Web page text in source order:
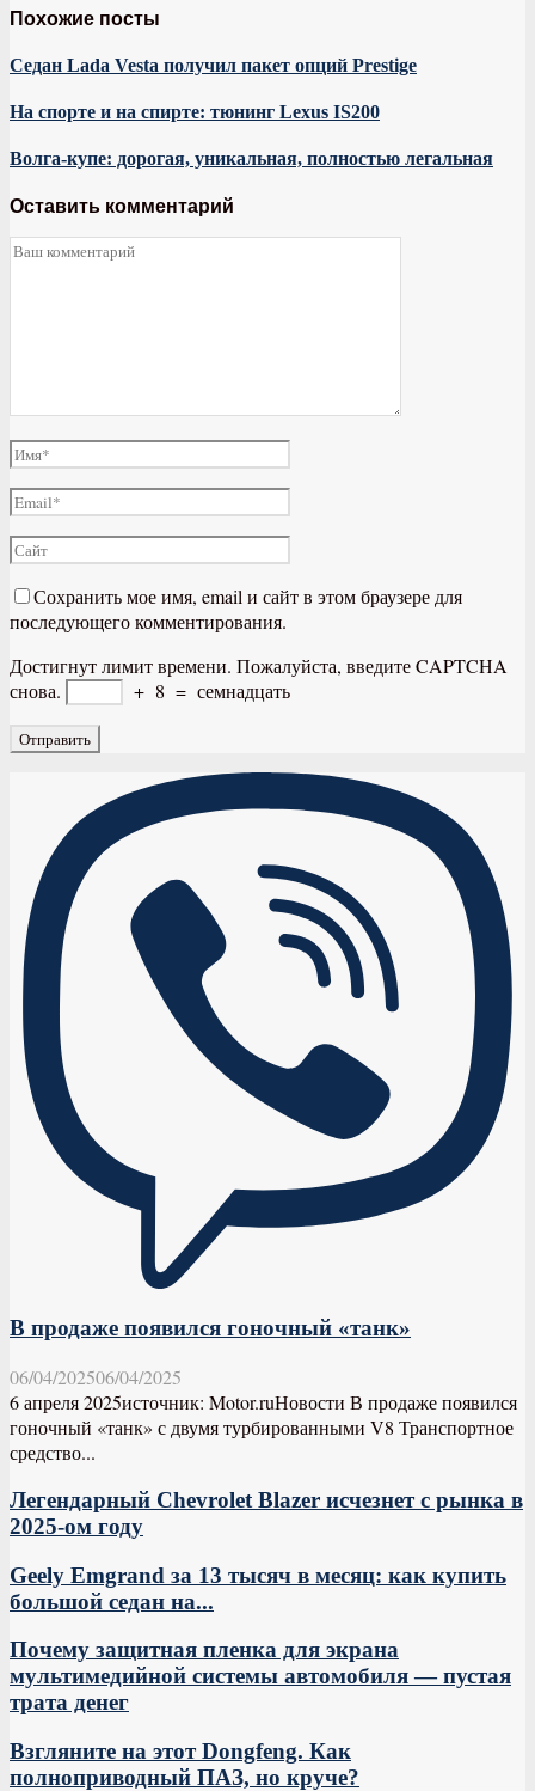
Похожие посты
Седан Lada Vesta получил пакет опций Prestige
На спорте и на спирте: тюнинг Lexus IS200
Волга-купе: дорогая, уникальная, полностью легальная
Оставить комментарий
Сохранить мое имя, email и сайт в этом браузере для
последующего комментирования.
Достигнут лимит времени. Пожалуйста, введите CAPTCHA
снова.
+ 8 = семнадцать
В продаже появился гоночный «танк»
06/04/202506/04/2025
6 апреля 2025источник: Motor.ruНовости В продаже появился
гоночный «танк» с двумя турбированными V8 Транспортное
средство...
Легендарный Chevrolet Blazer исчезнет с рынка в
2025-ом году
Geely Emgrand за 13 тысяч в месяц: как купить
большой седан на...
Почему защитная пленка для экрана
мультимедийной системы автомобиля — пустая
трата денег
Взгляните на этот Dongfeng. Как
полноприводный ПАЗ, но круче?